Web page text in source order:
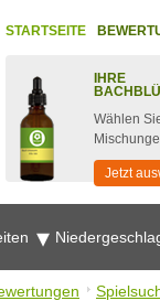
STARTSEITE
IHRE
Wählen
Jetzt